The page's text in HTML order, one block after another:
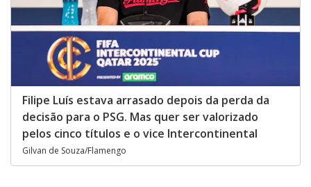
Filipe Luís estava arrasado depois da perda da
decisão para o PSG. Mas quer ser valorizado
pelos cinco títulos e o vice Intercontinental
Gilvan de Souza/Flamengo